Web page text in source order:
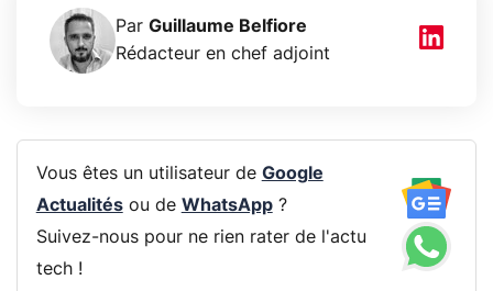
Par Guillaume Belfiore
Rédacteur en chef adjoint
Vous êtes un utilisateur de Google
Actualitésou de WhatsApp?
Suivez-nous pour ne rien rater de l'actu
tech !